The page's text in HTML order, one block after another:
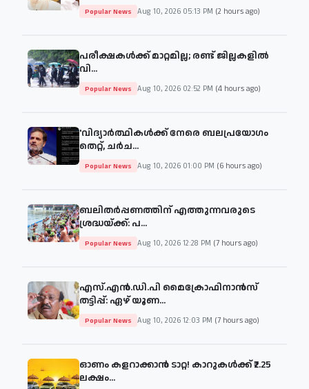
Popular News Aug 10, 2026 05:13 PM (2 hours ago)
പരീക്ഷകള്‍ക്ക് മാറ്റമില്ല; രണ്ട് ജില്ലകളിൽ
വി...
Popular News Aug 10, 2026 02:52 PM (4 hours ago)
'വിദ്യാർത്ഥികൾക്ക് നേരെ ബലപ്രയോഗം
തെറ്റ്, ചർച...
Popular News Aug 10, 2026 01:00 PM (6 hours ago)
ബലിതർപ്പണത്തിന് എത്തുന്നവരുടെ
ശ്രദ്ധയ്ക്ക്: പ...
Popular News Aug 10, 2026 12:28 PM (7 hours ago)
എസ്.എൻ.ഡി.പി മൈക്രോഫിനാൻസ്
തട്ടിപ്പ്: ഏഴ് യൂണ...
Popular News Aug 10, 2026 12:03 PM (7 hours ago)
ഓണം കളറാക്കാന്‍ ടാറ്റ! കാറുകൾക്ക് ₹2.25
ലക്ഷം...